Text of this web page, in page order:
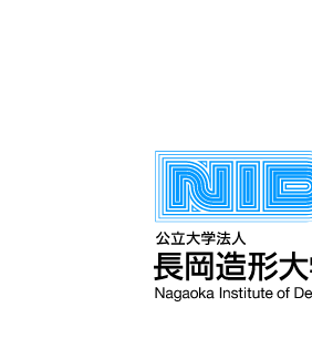
グラフィック・テキスタイル・サーフ
グラフィックデザイン コミ